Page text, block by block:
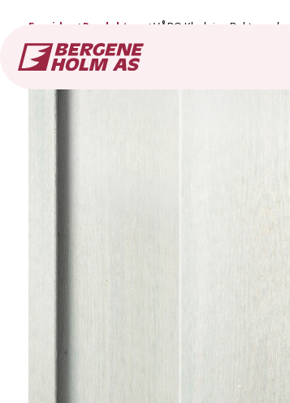
Forside Produkter VÅRO Kledning Rektangulær